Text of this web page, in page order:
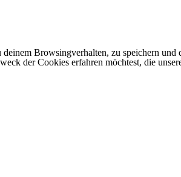
Browsingverhalten, zu speichern
der Cookies erfahren möchtest, die